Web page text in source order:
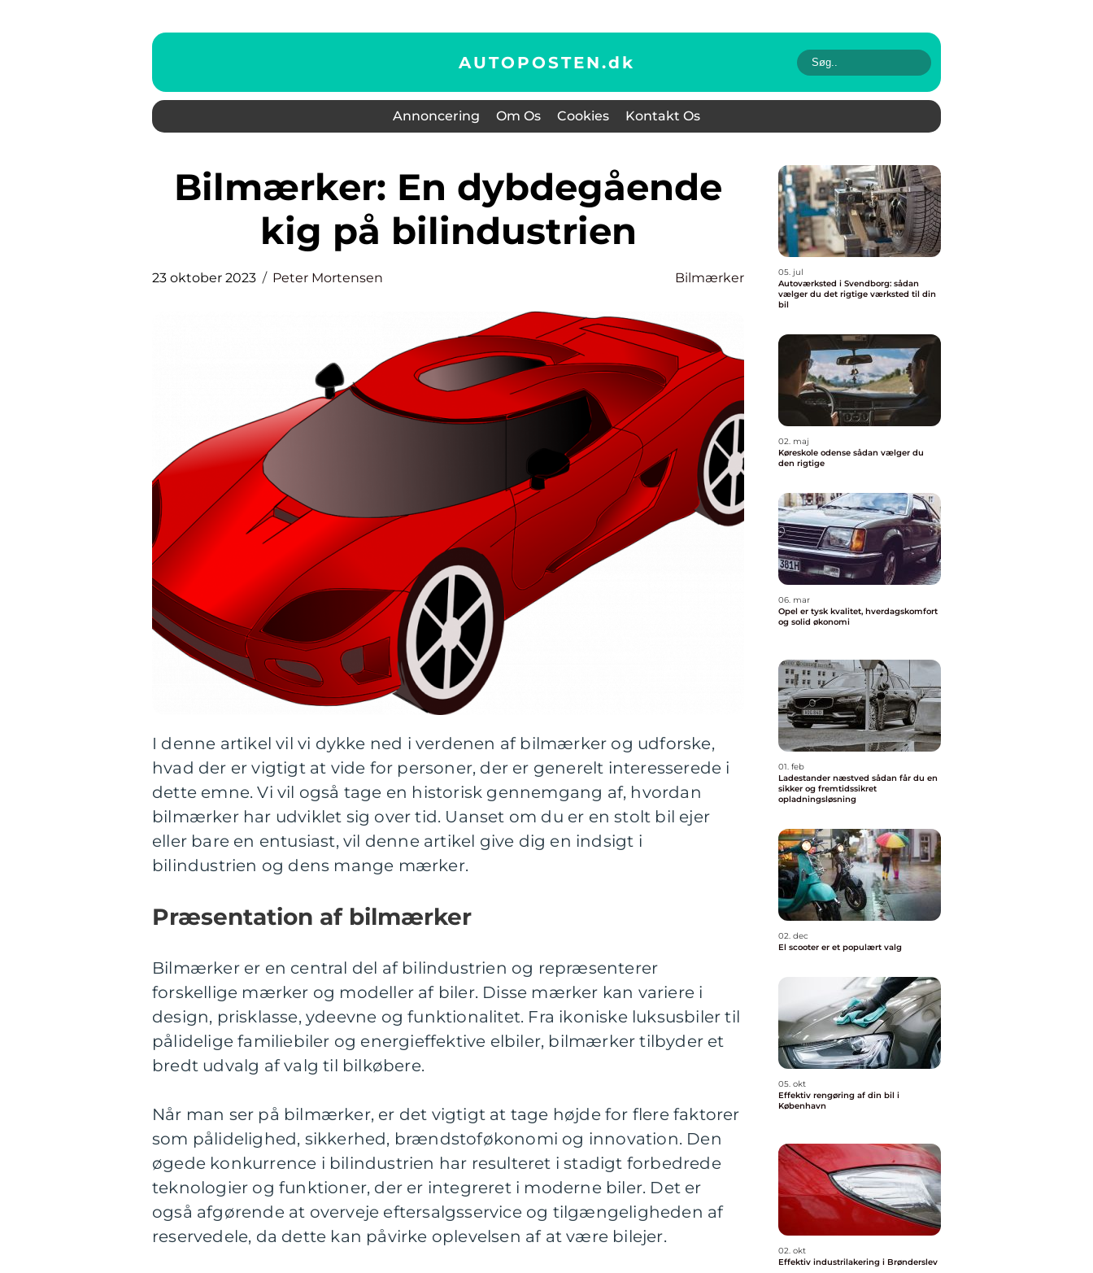
AUTOPOSTEN.dk
Annoncering Om Os Cookies Kontakt Os
Bilmærker: En dybdegående
kig på bilindustrien
23 oktober 2023 Peter Mortensen Bilmærker
I denne artikel vil vi dykke ned i verdenen af bilmærker og udforske,
hvad der er vigtigt at vide for personer, der er generelt interesserede i
dette emne. Vi vil også tage en historisk gennemgang af, hvordan
bilmærker har udviklet sig over tid. Uanset om du er en stolt bil ejer
eller bare en entusiast, vil denne artikel give dig en indsigt i
bilindustrien og dens mange mærker.
Præsentation af bilmærker
Bilmærker er en central del af bilindustrien og repræsenterer
forskellige mærker og modeller af biler. Disse mærker kan variere i
design, prisklasse, ydeevne og funktionalitet. Fra ikoniske luksusbiler til
pålidelige familiebiler og energieffektive elbiler, bilmærker tilbyder et
bredt udvalg af valg til bilkøbere.
Når man ser på bilmærker, er det vigtigt at tage højde for flere faktorer
som pålidelighed, sikkerhed, brændstoføkonomi og innovation. Den
øgede konkurrence i bilindustrien har resulteret i stadigt forbedrede
teknologier og funktioner, der er integreret i moderne biler. Det er
også afgørende at overveje eftersalgsservice og tilgængeligheden af
reservedele, da dette kan påvirke oplevelsen af at være bilejer.
05. jul
Autoværksted i Svendborg: sådan
vælger du det rigtige værksted til din
bil
02. maj
Køreskole odense sådan vælger du
den rigtige
06. mar
Opel er tysk kvalitet, hverdagskomfort
og solid økonomi
01. feb
Ladestander næstved sådan får du en
sikker og fremtidssikret
opladningsløsning
02. dec
El scooter er et populært valg
05. okt
Effektiv rengøring af din bil i
København
02. okt
Effektiv industrilakering i Brønderslev